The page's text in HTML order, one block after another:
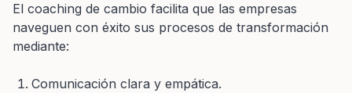
El coaching de cambio facilita que las empresas
naveguen con éxito sus procesos de transformación
mediante:
Comunicación clara y empática.